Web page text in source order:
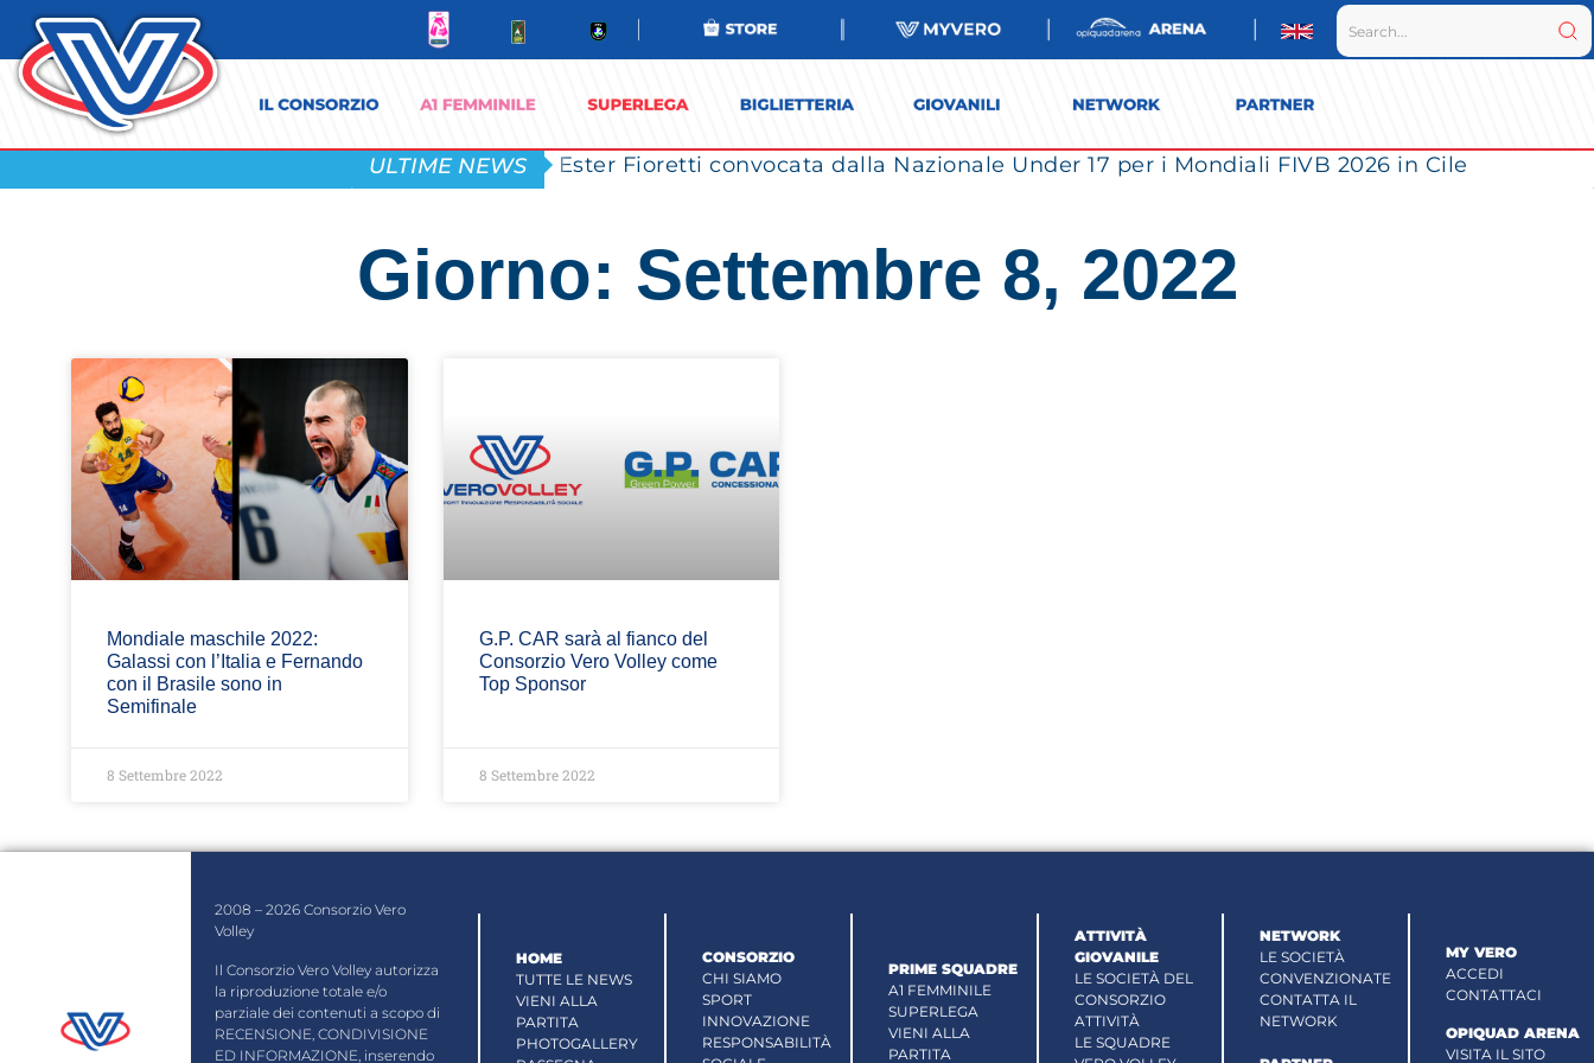
ULTIME NEWS Ester Fioretti convocata dalla Nazionale Under 17 per i Mondiali FIVB 2026 in Cile
Giorno: Settembre 8, 2022
Mondiale maschile 2022:
Galassi con l’Italia e Fernando
con il Brasile sono in
Semifinale
8 Settembre 2022
G.P. CAR sarà al fianco del
Consorzio Vero Volley come
Top Sponsor
8 Settembre 2022
2008 – 2026 Consorzio Vero
Volley
Il Consorzio Vero Volley autorizza
la riproduzione totale e/o
parziale dei contenuti a scopo di
RECENSIONE, CONDIVISIONE
ED INFORMAZIONE, inserendo
HOME
TUTTE LE NEWS
VIENI ALLA
PARTITA
PHOTOGALLERY
CONSORZIO
CHI SIAMO
SPORT
INNOVAZIONE
RESPONSABILITÀ
PRIME SQUADRE
A1 FEMMINILE
SUPERLEGA
VIENI ALLA
PARTITA
ATTIVITÀ
GIOVANILE
LE SOCIETÀ DEL
CONSORZIO
ATTIVITÀ
LE SQUADRE
NETWORK
LE SOCIETÀ
CONVENZIONATE
CONTATTA IL
NETWORK
MY VERO
ACCEDI
CONTATTACI
OPIQUAD ARENA
VISITA IL SITO